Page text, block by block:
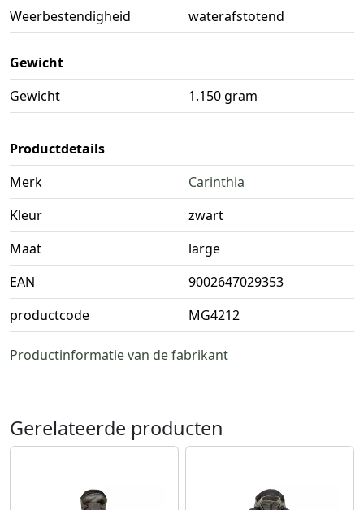
Weerbestendigheid
waterafstotend
Gewicht
Gewicht
1.150 gram
Productdetails
Merk
Carinthia
Kleur
zwart
Maat
large
EAN
9002647029353
productcode
MG4212
Productinformatie van de fabrikant
Gerelateerde producten